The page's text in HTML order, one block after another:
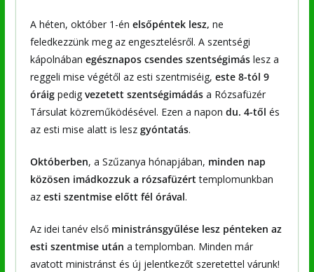
A héten, október 1-én elsőpéntek lesz, ne
feledkezzünk meg az engesztelésről. A szentségi
kápolnában egésznapos csendes szentségimáslesz a
reggeli mise végétől az esti szentmiséig, este 8-tól 9
óráigpedig vezetett szentségimádása Rózsafüzér
Társulat közreműködésével. Ezen a napon du. 4-től és
az esti mise alatt is lesz gyóntatás.
Októberben, a Szűzanya hónapjában, minden nap
közösen imádkozzuk a rózsafüzérttemplomunkban
az esti szentmise előtt fél órával.
Az idei tanév első ministránsgyűlése lesz pénteken az
esti szentmise után a templomban. Minden már
avatott ministránst és új jelentkezőt szeretettel várunk!